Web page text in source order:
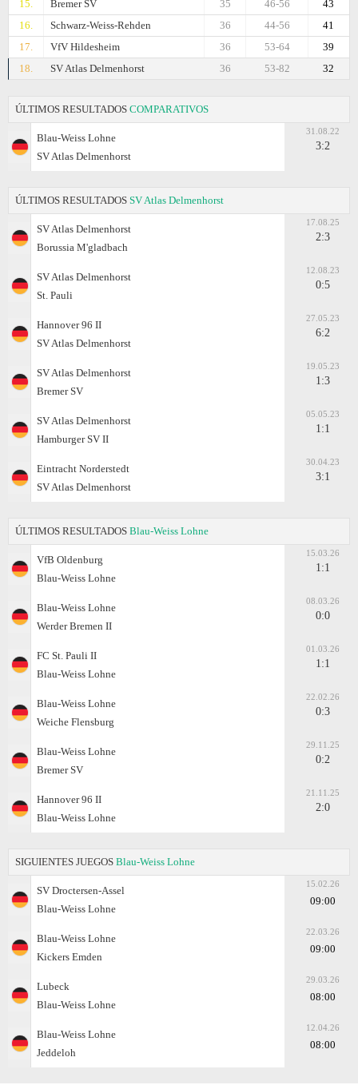
15.
Bremer SV 43
46-56
35
16.
Schwarz-Weiss-Rehden 41
44-56
36
17.
VfV Hildesheim 39
53-64
36
18.
SV Atlas Delmenhorst 32
53-82
36
ÚLTIMOS RESULTADOS COMPARATIVOS
Blau-Weiss Lohne
SV Atlas Delmenhorst
31.08.22
3:2
ÚLTIMOS RESULTADOS SV Atlas Delmenhorst
SV Atlas Delmenhorst
Borussia M'gladbach
17.08.25
2:3
SV Atlas Delmenhorst
St. Pauli
12.08.23
0:5
Hannover 96 II
SV Atlas Delmenhorst
27.05.23
6:2
SV Atlas Delmenhorst
Bremer SV
19.05.23
1:3
SV Atlas Delmenhorst
Hamburger SV II
05.05.23
1:1
Eintracht Norderstedt
SV Atlas Delmenhorst
30.04.23
3:1
ÚLTIMOS RESULTADOS Blau-Weiss Lohne
VfB Oldenburg
Blau-Weiss Lohne
15.03.26
1:1
Blau-Weiss Lohne
Werder Bremen II
08.03.26
0:0
FC St. Pauli II
Blau-Weiss Lohne
01.03.26
1:1
Blau-Weiss Lohne
Weiche Flensburg
22.02.26
0:3
Blau-Weiss Lohne
Bremer SV
29.11.25
0:2
Hannover 96 II
Blau-Weiss Lohne
21.11.25
2:0
SIGUIENTES JUEGOS Blau-Weiss Lohne
SV Droctersen-Assel
Blau-Weiss Lohne
15.02.26
09:00
Blau-Weiss Lohne
Kickers Emden
22.03.26
09:00
Lubeck
Blau-Weiss Lohne
29.03.26
08:00
Blau-Weiss Lohne
Jeddeloh
12.04.26
08:00